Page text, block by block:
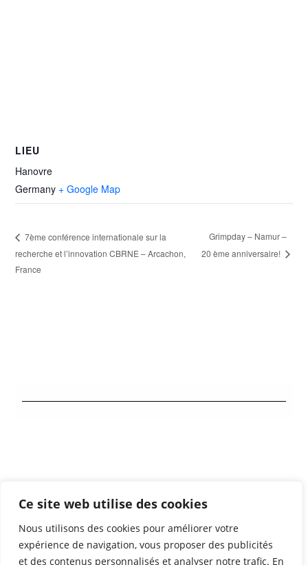
Ce site web utilise des cookies
Nous utilisons des cookies pour améliorer votre
expérience de navigation, vous proposer des publicités
et des contenus personnalisés et analyser notre trafic. En
LIEU
Hanovre
Germany + Google Map
7ème conférence internationale sur la
recherche et l’innovation CBRNE – Arcachon,
France
Grimpday – Namur –
20 ème anniversaire!
Mentions légales
Partenaires